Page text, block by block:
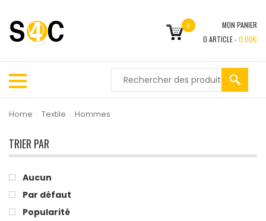
0
MON PANIER
0 ARTICLE -0,00€
Home Textile Hommes
TRIER PAR
Aucun
Par défaut
Popularité